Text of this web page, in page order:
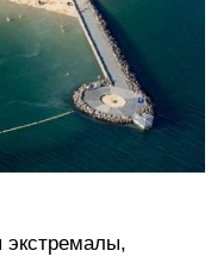
экстремалы,